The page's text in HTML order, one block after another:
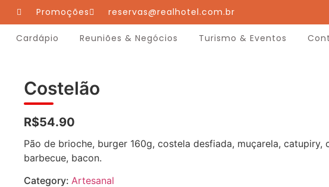
Promoções reservas@realhotel.com.br
Cardápio Reuniões & Negócios Turismo & Eventos
Costelão
R$54.90
Pão de brioche, burger 160g, costela desfiada, muçarela, catupiry,
barbecue, bacon.
Category: Artesanal